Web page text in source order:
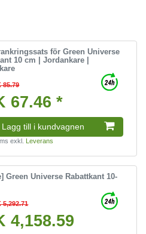
för Green Universe
10 cm | Jordankare |
85.79
67.46 *
Lagg till i kundvagnen
exkl. Leverans
Green Universe Rabattkant 10-
5,292.71
4,158.59